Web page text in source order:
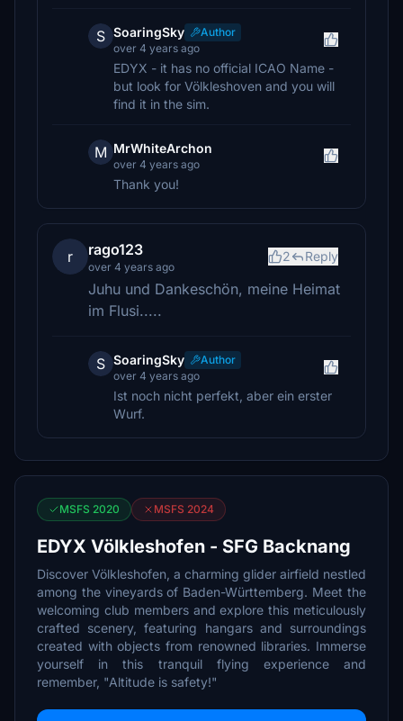
S SoaringSky
Author
over 4 years ago
EDYX - it has no official ICAO Name -
but look for Völkleshoven and you will
find it in the sim.
M MrWhiteArchon
over 4 years ago
Thank you!
r rago123
over 4 years ago
2 Reply
Juhu und Dankeschön, meine Heimat
im Flusi.....
S SoaringSky
Author
over 4 years ago
Ist noch nicht perfekt, aber ein erster
Wurf.
MSFS 2020 MSFS 2024
EDYX Völkleshofen - SFG Backnang
Discover Völkleshofen, a charming glider airfield nestled
among the vineyards of Baden-Württemberg. Meet the
welcoming club members and explore this meticulously
crafted scenery, featuring hangars and surroundings
created with objects from renowned libraries. Immerse
yourself in this tranquil flying experience and
remember, "Altitude is safety!"